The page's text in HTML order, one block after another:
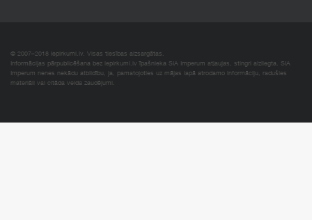
© 2007–2018 Iepirkumi.lv. Visas tiesības aizsargātas.
Informācijas pārpublicēšana bez iepirkumi.lv īpašnieka SIA Imperum atļaujas, stingri aizliegta. SIA
Imperum nenes nekādu atbildību, ja, pamatojoties uz mājas lapā atrodamo informāciju, radušies
materiāli vai citāda veida zaudējumi.